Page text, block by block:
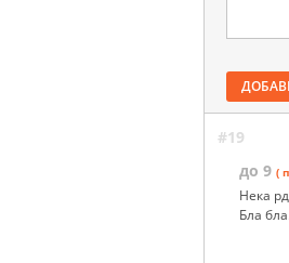
#19
до 9 (
Нека
Бла